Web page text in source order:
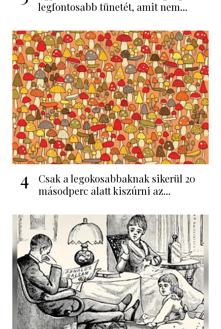
legfontosabb tünetét, amit nem...
4
Csak a legokosabbaknak sikerül 20
másodperc alatt kiszúrni az...